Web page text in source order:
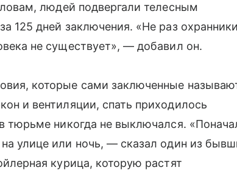
людей подвергали телесным
125 дней заключения. «Не раз охранники
не существует», — добавил он.
которые сами заключенные
и вентиляции, спать приходилось
тюрьме никогда не выключался.
улице или ночь, — сказал один из
курица, которую растят